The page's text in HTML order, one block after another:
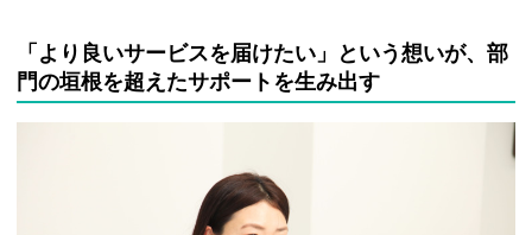
「より良いサービスを届けたい」という想いが、部
門の垣根を超えたサポートを生み出す